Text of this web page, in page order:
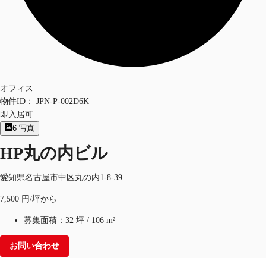
オフィス
物件ID：
JPN-P-002D6K
即入居可
6 写真
HP丸の内ビル
愛知県名古屋市中区丸の内1-8-39
7,500 円/坪から
募集面積： 32 坪 / 106 m²
お問い合わせ